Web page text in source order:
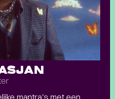
mantra’s met een